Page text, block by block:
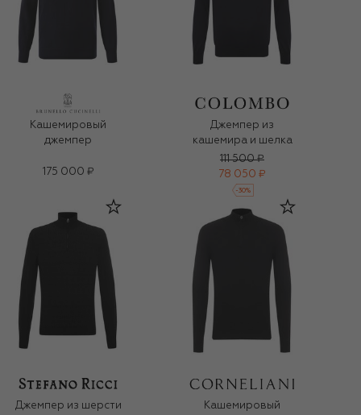
Кашемировый
джемпер
175 000 ₽
Джемпер из
кашемира и шелка
111 500 ₽
78 050 ₽
-30%
Джемпер из шерсти
Кашемировый